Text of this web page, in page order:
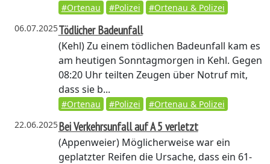
#Ortenau #Polizei
#Ortenau & Polizei
06.07.2025Tödlicher Badeunfall
(Kehl)Zu einem tödlichen Badeunfall kam es
am heutigen Sonntagmorgen in Kehl. Gegen
08:20 Uhr teilten Zeugen über Notruf mit,
dass sie b...
#Ortenau #Polizei
#Ortenau & Polizei
22.06.2025Bei Verkehrsunfall auf A 5 verletzt
(Appenweier)Möglicherweise war ein
geplatzter Reifen die Ursache, dass ein 61-